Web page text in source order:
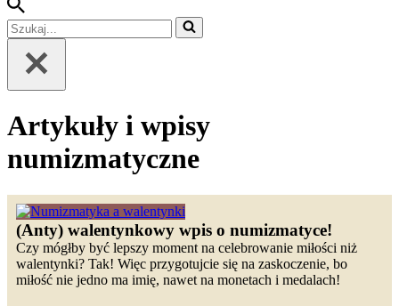
Szukaj...
Artykuły i wpisy
numizmatyczne
(Anty) walentynkowy wpis o numizmatyce!
Czy mógłby być lepszy moment na celebrowanie miłości niż
walentynki? Tak! Więc przygotujcie się na zaskoczenie, bo
miłość nie jedno ma imię, nawet na monetach i medalach!